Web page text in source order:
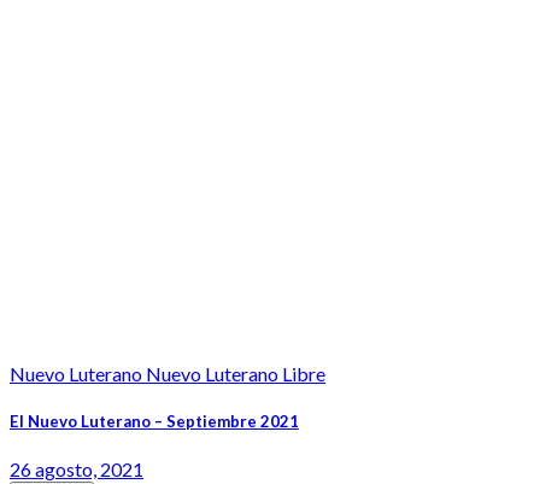
Nuevo Luterano Nuevo Luterano Libre
El Nuevo Luterano – Septiembre 2021
26 agosto, 2021